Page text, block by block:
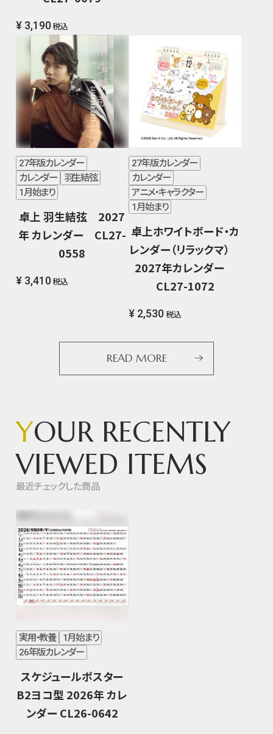
¥ 3,190 税込
27年版カレンダー
カレンダー
羽生結弦
1月始まり
卓上 羽生結弦 2027
年 カレンダー CL27-
0558
¥ 3,410 税込
27年版カレンダー
カレンダー
アニメ・キャラクター
1月始まり
卓上ホワイトボード・カ
レンダー（リラックマ）
2027年カレンダー
CL27-1072
¥ 2,530 税込
READ MORE
YOUR RECENTLY
VIEWED ITEMS
最近チェックした商品
実用・教養
1月始まり
26年版カレンダー
スケジュールポスター
B2ヨコ型 2026年 カレ
ンダー CL26-0642